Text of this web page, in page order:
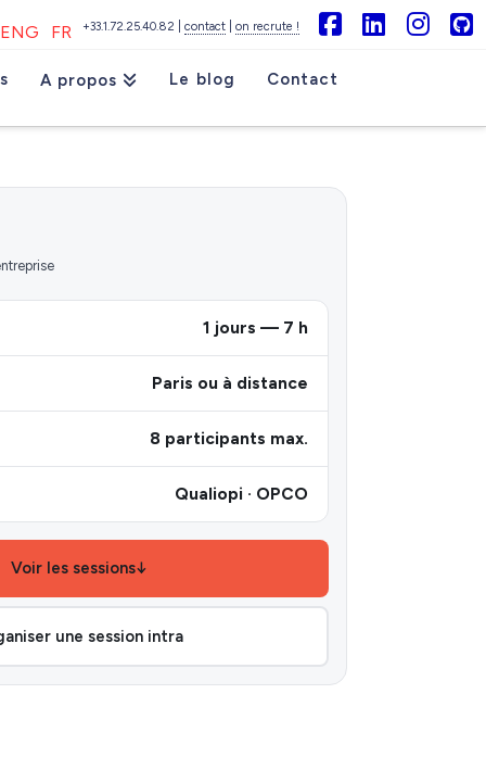
+33.1.72.25.40.82 |contact |on recrute !
FR
ENG
A propos Le blog Contact
1 jours — 7 h
Paris ou à distance
8 participants max.
Qualiopi · OPCO
Voir les sessions↓
une session intra